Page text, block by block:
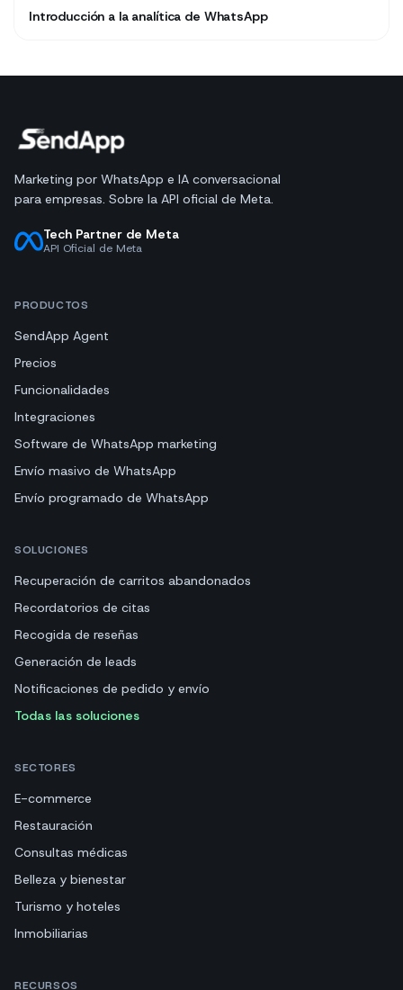
Introducción a la analítica de WhatsApp
Marketing por WhatsApp e IA conversacional
para empresas. Sobre la API oficial de Meta.
Tech Partner de Meta
API Oficial de Meta
PRODUCTOS
SendApp Agent
Precios
Funcionalidades
Integraciones
Software de WhatsApp marketing
Envío masivo de WhatsApp
Envío programado de WhatsApp
SOLUCIONES
Recuperación de carritos abandonados
Recordatorios de citas
Recogida de reseñas
Generación de leads
Notificaciones de pedido y envío
Todas las soluciones
SECTORES
E-commerce
Restauración
Consultas médicas
Belleza y bienestar
Turismo y hoteles
Inmobiliarias
RECURSOS